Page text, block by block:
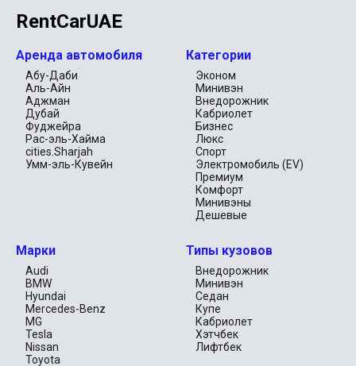
RentCarUAE
Аренда автомобиля
Абу-Даби
Аль-Айн
Аджман
Дубай
Фуджейра
Рас-эль-Хайма
cities.Sharjah
Умм-эль-Кувейн
Категории
Эконом
Минивэн
Внедорожник
Кабриолет
Бизнес
Люкс
Спорт
Электромобиль (EV)
Премиум
Комфорт
Минивэны
Дешевые
Марки
Audi
BMW
Hyundai
Mercedes-Benz
MG
Tesla
Nissan
Toyota
Типы кузовов
Внедорожник
Минивэн
Седан
Купе
Кабриолет
Хэтчбек
Лифтбек